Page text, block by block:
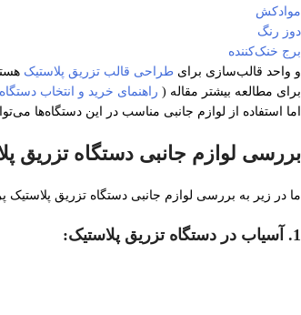
موادکش
دوز رنگ
برج خنک‌کننده
و واحد قالب‌سازی برای طراحی قالب تزریق پلاستیک
برای مطالعه بیشتر مقاله ( راهنمای خرید و انتخاب
اما استفاده از لوازم جانبی مناسب در این دستگاه‌ها
بررسی لوازم جانبی دستگاه تزریق
ما در زیر به بررسی لوازم جانبی دستگاه تزریق پلاستیک
1. آسیاب در دستگاه تزریق پلاستیک: